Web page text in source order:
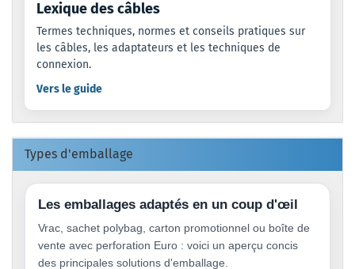
Lexique des câbles
Termes techniques, normes et conseils pratiques sur
les câbles, les adaptateurs et les techniques de
connexion.
Vers le guide
Types d'emballage
Les emballages adaptés en un coup d'œil
Vrac, sachet polybag, carton promotionnel ou boîte de
vente avec perforation Euro : voici un aperçu concis
des principales solutions d'emballage.